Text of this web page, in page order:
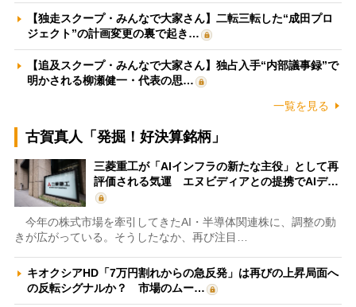
【独走スクープ・みんなで大家さん】二転三転した“成田プロ
ジェクト”の計画変更の裏で起き…
【追及スクープ・みんなで大家さん】独占入手“内部議事録”で
明かされる柳瀬健一・代表の思…
一覧を見る
古賀真人「発掘！好決算銘柄」
三菱重工が「AIインフラの新たな主役」として再
評価される気運 エヌビディアとの提携でAIデ…
今年の株式市場を牽引してきたAI・半導体関連株に、調整の動
きが広がっている。そうしたなか、再び注目…
キオクシアHD「7万円割れからの急反発」は再びの上昇局面へ
の反転シグナルか？ 市場のムー…